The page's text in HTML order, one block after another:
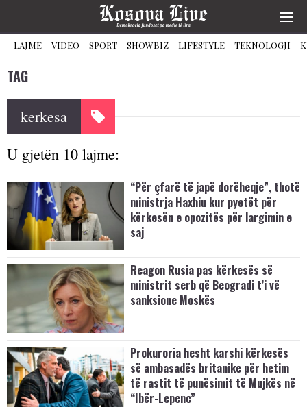
LAJME VIDEO SPORT SHOWBIZ LIFESTYLE TEKNOLOGJI
TAG
kerkesa
U gjetën 10 lajme:
“Për çfarë të japë dorëheqje”, thotë
ministrja Haxhiu kur pyetët për
kërkesën e opozitës për largimin e
saj
Reagon Rusia pas kërkesës së
ministrit serb që Beogradi t’i vë
sanksione Moskës
Prokuroria hesht karshi kërkesës
së ambasadës britanike për hetim
të rastit të punësimit të Mujkës në
“Ibër-Lepenc”